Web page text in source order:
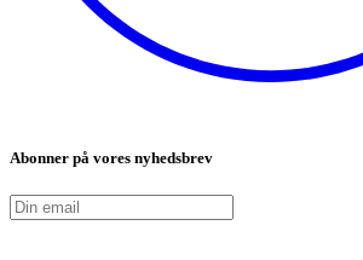
Abonner på vores nyhedsbrev